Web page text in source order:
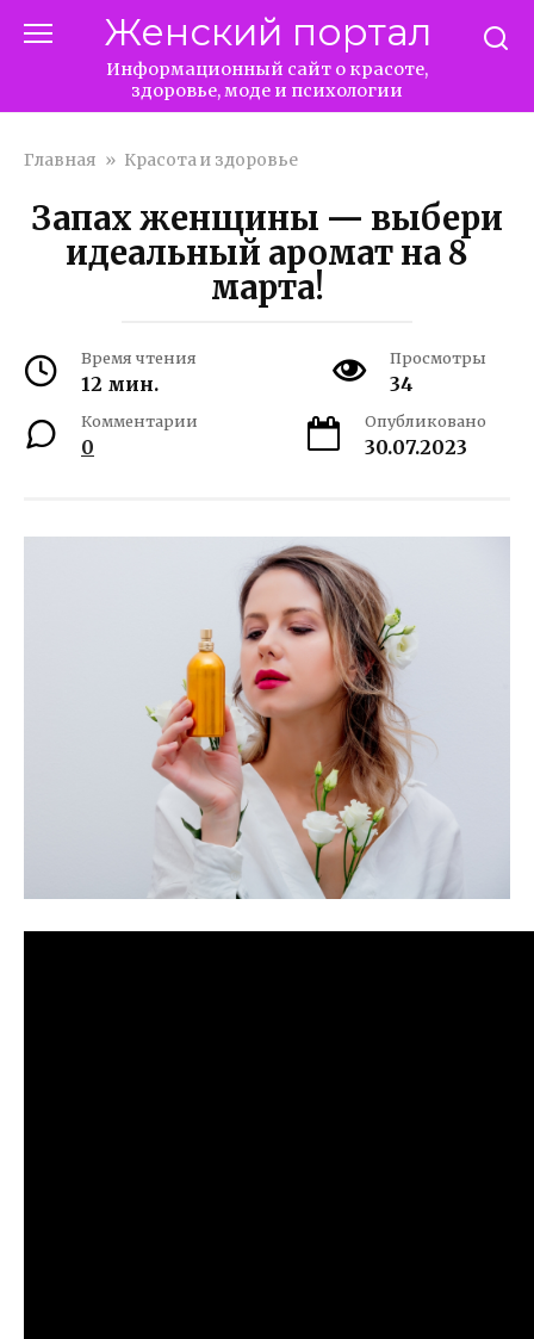
Женский портал
Информационный сайт о красоте,
здоровье, моде и психологии
Главная » Красота и здоровье
Запах женщины — выбери
идеальный аромат на 8
марта!
Время чтения
12 мин.
Просмотры
34
Комментарии
0
Опубликовано
30.07.2023